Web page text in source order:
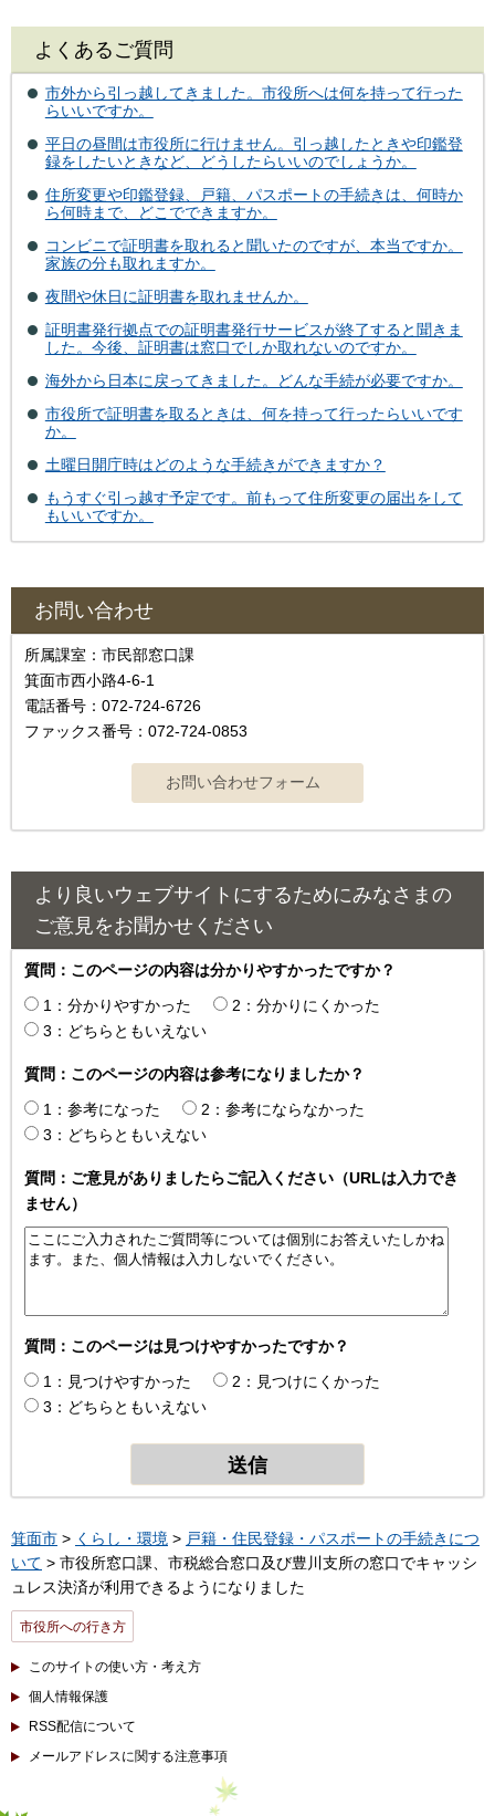
よくあるご質問
市外から引っ越してきました。市役所へは何を持って行った
らいいですか。
平日の昼間は市役所に行けません。引っ越したときや印鑑登
録をしたいときなど、どうしたらいいのでしょうか。
住所変更や印鑑登録、戸籍、パスポートの手続きは、何時か
ら何時まで、どこでできますか。
コンビニで証明書を取れると聞いたのですが、本当ですか。
家族の分も取れますか。
夜間や休日に証明書を取れませんか。
証明書発行拠点での証明書発行サービスが終了すると聞きま
した。今後、証明書は窓口でしか取れないのですか。
海外から日本に戻ってきました。どんな手続が必要ですか。
市役所で証明書を取るときは、何を持って行ったらいいです
か。
土曜日開庁時はどのような手続きができますか？
もうすぐ引っ越す予定です。前もって住所変更の届出をして
もいいですか。
お問い合わせ
所属課室：市民部窓口課
箕面市西小路4‐6‐1
電話番号：072-724-6726
ファックス番号：072-724-0853
より良いウェブサイトにするためにみなさまの
ご意見をお聞かせください
質問：このページの内容は分かりやすかったですか？
1：分かりやすかった
2：分かりにくかった
3：どちらともいえない
質問：このページの内容は参考になりましたか？
1：参考になった
2：参考にならなかった
3：どちらともいえない
質問：ご意見がありましたらご記入ください（URLは入力でき
ません）
質問：このページは見つけやすかったですか？
1：見つけやすかった
2：見つけにくかった
3：どちらともいえない
箕面市 > くらし・環境 > 戸籍・住民登録・パスポートの手続きにつ
いて > 市役所窓口課、市税総合窓口及び豊川支所の窓口でキャッシ
ュレス決済が利用できるようになりました
市役所への行き方
このサイトの使い方・考え方
個人情報保護
RSS配信について
メールアドレスに関する注意事項